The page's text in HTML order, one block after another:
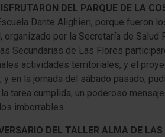
DEL PARQUE DE LA
Dante Alighieri, porque fueron
por la Secretaría de Salud
Secundarias de Las Flores
actividades territoriales, y el
en la jornada del sábado pasado,
tarea cumplida, un poderoso
imborrables.
DEL TALLER ALMA DE LAS